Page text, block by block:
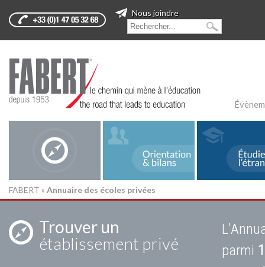
Nous joindre
FABERT » Annuaire des écoles privées
Trouver un
établissement privé
parmi